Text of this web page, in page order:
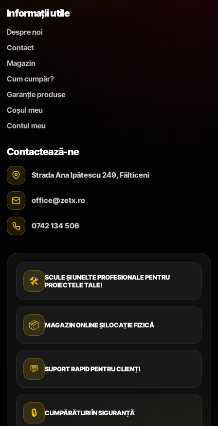
Informații utile
Despre noi
Contact
Magazin
Cum cumpăr?
Garanție produse
Coșul meu
Contul meu
Contactează-ne
Strada Ana Ipătescu 249, Fălticeni
office@zetx.ro
0742 134 506
🛠️
SCULE ȘI UNELTE PROFESIONALE PENTRU
PROIECTELE TALE!
📦 MAGAZIN ONLINE ȘI LOCAȚIE FIZICĂ
💬 SUPORT RAPID PENTRU CLIENȚI
🔒 CUMPĂRĂTURI ÎN SIGURANȚĂ